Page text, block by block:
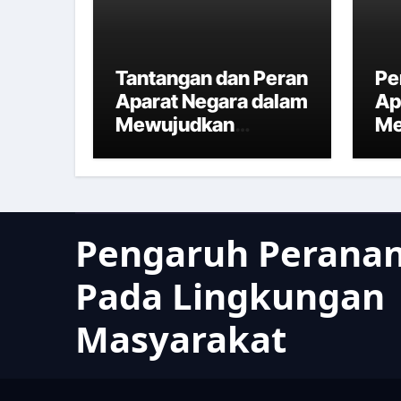
Tantangan dan Peran
Aparat Negara dalam
Mewujudkan
Rakyat
Pengaruh
Pada Lingkungan
Masyarakat